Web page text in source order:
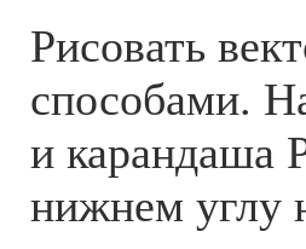
Рисовать
способами.
и карандаша
нижнем углу